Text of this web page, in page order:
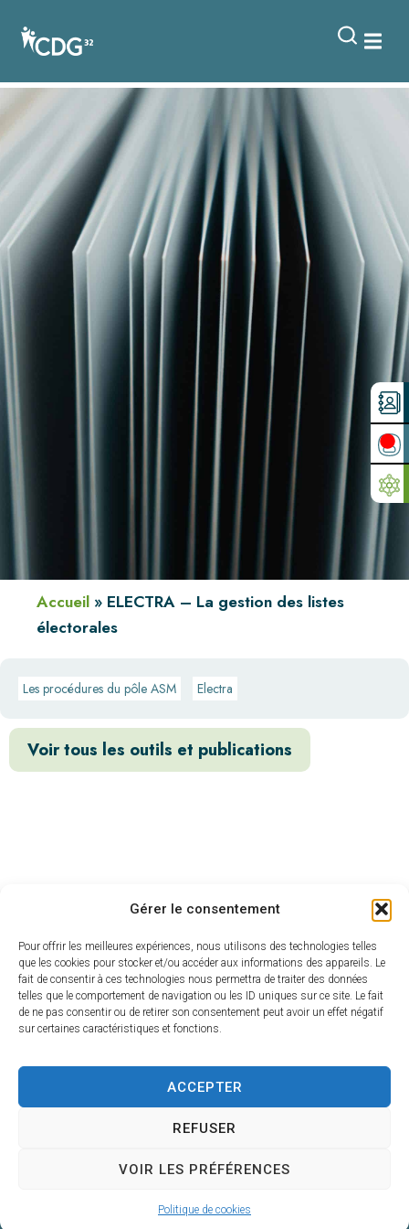
Gérer le consentement
Pour offrir les meilleures expériences, nous utilisons des technologies telles
que les cookies pour stocker et/ou accéder aux informations des appareils. Le
fait de consentir à ces technologies nous permettra de traiter des données
telles que le comportement de navigation ou les ID uniques sur ce site. Le fait
de ne pas consentir ou de retirer son consentement peut avoir un effet négatif
sur certaines caractéristiques et fonctions.
ACCEPTER
REFUSER
VOIR LES PRÉFÉRENCES
Politique de cookies
ELECTRA – La gestion des
listes électorales
Accueil » ELECTRA – La gestion des listes
électorales
Les procédures du pôle ASM Electra
Voir tous les outils et publications
A vos côtés chaque jour
Centre de Gestion de la Fonction Publique
Territoriale du Gers
4, Place du Maréchal Lannes
32001 AUCH CEDEX